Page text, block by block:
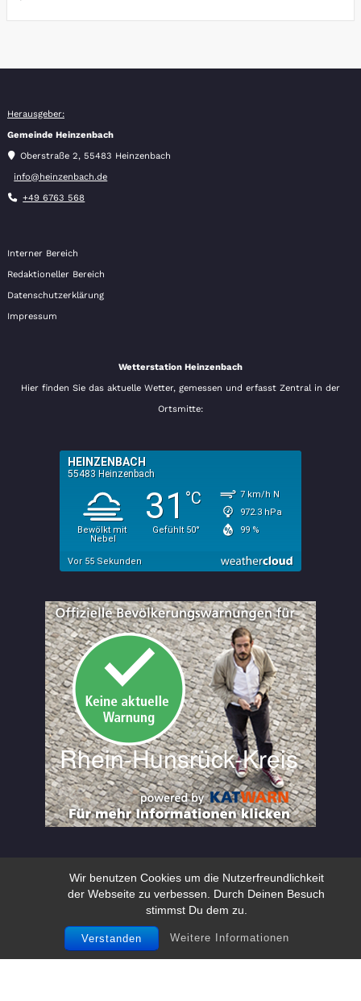
Wir benutzen Cookies um die Nutzerfreundlichkeit
der Webseite zu verbessen. Durch Deinen Besuch
stimmst Du dem zu.
Verstanden Weitere Informationen
Herausgeber:
Gemeinde Heinzenbach
Oberstraße 2, 55483 Heinzenbach
info@heinzenbach.de
+49 6763 568
Interner Bereich
Redaktioneller Bereich
Datenschutzerklärung
Impressum
Wetterstation Heinzenbach
Hier finden Sie das aktuelle Wetter, gemessen und erfasst Zentral in der
Ortsmitte: